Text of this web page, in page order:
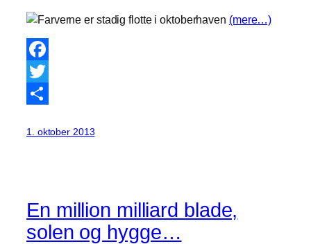
(mere…)
Facebook
Twitter
1. oktober 2013
En million milliard blade,
solen og hygge…